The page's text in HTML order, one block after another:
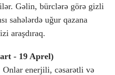
Gəlin, bürclərə görə gizli
sahələrdə uğur qazana
araşdıraq.
- 19 Aprel)
enerjili, cəsarətli və